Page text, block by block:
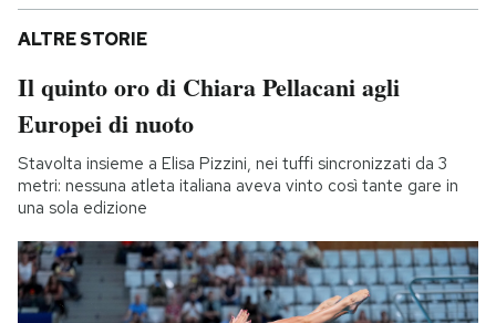
ALTRE STORIE
Il quinto oro di Chiara Pellacani agli
Europei di nuoto
Stavolta insieme a Elisa Pizzini, nei tuffi sincronizzati da 3
metri: nessuna atleta italiana aveva vinto così tante gare in
una sola edizione